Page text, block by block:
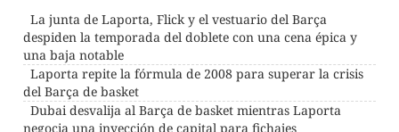
La junta de Laporta, Flick y el vestuario del Barça
despiden la temporada del doblete con una cena épica y
una baja notable
Laporta repite la fórmula de 2008 para superar la crisis
del Barça de basket
Dubai desvalija al Barça de basket mientras Laporta
negocia una inyección de capital para fichajes